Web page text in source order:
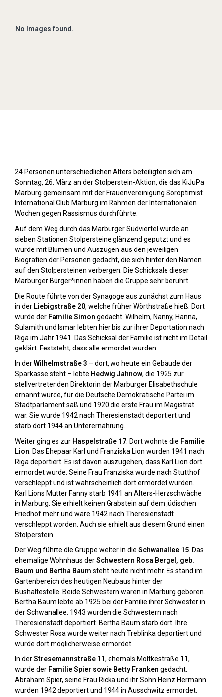
No Images found.
24 Personen unterschiedlichen Alters beteiligten sich am
Sonntag, 26. März an der Stolperstein-Aktion, die das KiJuPa
Marburg gemeinsam mit der Frauenvereinigung Soroptimist
International Club Marburg im Rahmen der Internationalen
Wochen gegen Rassismus durchführte.
Auf dem Weg durch das Marburger Südviertel wurde an
sieben Stationen Stolpersteine glänzend geputzt und es
wurde mit Blumen und Auszügen aus den jeweiligen
Biografien der Personen gedacht, die sich hinter den Namen
auf den Stolpersteinen verbergen. Die Schicksale dieser
Marburger Bürger*innen haben die Gruppe sehr berührt.
Die Route führte von der Synagoge aus zunächst zum Haus
in der Liebigstraße 20, welche früher Wörthstraße hieß. Dort
wurde der Familie Simon gedacht. Wilhelm, Nanny, Hanna,
Sulamith und Ismar lebten hier bis zur ihrer Deportation nach
Riga im Jahr 1941. Das Schicksal der Familie ist nicht im Detail
geklärt. Feststeht, dass alle ermordet wurden.
In derWilhelmstraße 3 – dort, wo heute ein Gebäude der
Sparkasse steht – lebte Hedwig Jahnow, die 1925 zur
stellvertretenden Direktorin der Marburger Elisabethschule
ernannt wurde, für die Deutsche Demokratische Partei im
Stadtparlament saß und 1920 die erste Frau im Magistrat
war. Sie wurde 1942 nach Theresienstadt deportiert und
starb dort 1944 an Unterernährung.
Weiter ging es zur Haspelstraße 17 . Dort wohnte die Familie
Lion . Das Ehepaar Karl und Franziska Lion wurden 1941 nach
Riga deportiert. Es ist davon auszugehen, dass Karl Lion dort
ermordet wurde. Seine Frau Franziska wurde nach Stutthof
verschleppt und ist wahrscheinlich dort ermordet wurden.
Karl Lions Mutter Fanny starb 1941 an Alters-Herzschwäche
in Marburg. Sie erhielt keinen Grabstein auf dem jüdischen
Friedhof mehr und wäre 1942 nach Theresienstadt
verschleppt worden. Auch sie erhielt aus diesem Grund einen
Stolperstein.
Der Weg führte die Gruppe weiter in die Schwanallee 15 . Das
ehemalige Wohnhaus derSchwestern Rosa Bergel, geb.
Baum und Bertha Baum steht heute nicht mehr. Es stand im
Gartenbereich des heutigen Neubaus hinter der
Bushaltestelle. Beide Schwestern waren in Marburg geboren.
Bertha Baum lebte ab 1925 bei der Familie ihrer Schwester in
der Schwanallee. 1943 wurden die Schwestern nach
Theresienstadt deportiert. Bertha Baum starb dort. Ihre
Schwester Rosa wurde weiter nach Treblinka deportiert und
wurde dort möglicherweise ermordet.
In derStresemannstraße 11, ehemals Moltkestraße 11,
wurde der Familie Spier sowie Betty Franken gedacht.
Abraham Spier, seine Frau Ricka und ihr Sohn Heinz Hermann
wurden 1942 deportiert und 1944 in Ausschwitz ermordet.